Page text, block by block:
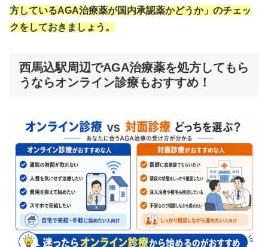
方しているAGA治療薬が国内承認薬かどうか」のチェッ
クをしておきましょう。
西馬込駅周辺でAGA治療薬を処方してもら
うならオンライン診療もおすすめ！